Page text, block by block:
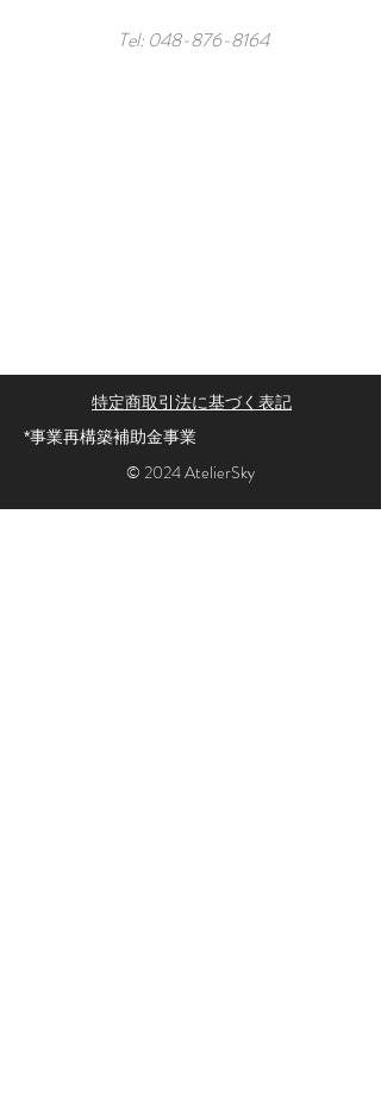
Tel: 048-876-8164
特定商取引法に基づく表記
*​​事業再構築補助金事業
© 2024 AtelierSky